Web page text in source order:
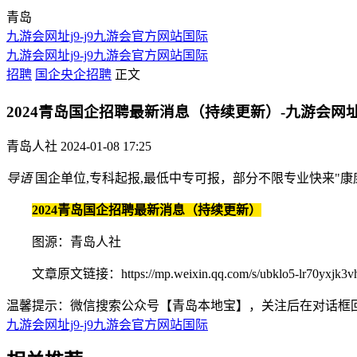
青岛
九游会网址j9-j9九游会官方网站国际
九游会网址j9-j9九游会官方网站国际
招聘 国企央企招聘 正文
2024青岛国企招聘最新消息（持续更新）-九游会网
青岛人社 2024-01-08 17:25
导语国企单位,专科起报,最低中专可报，部分不限专业快来"
2024青岛国企招聘最新消息（持续更新）
图源：青岛人社
文章原文链接：https://mp.weixin.qq.com/s/ubklo5-
温馨提示：微信搜索公众号【青岛本地宝】，关注后在对话
九游会网址j9-j9九游会官方网站国际